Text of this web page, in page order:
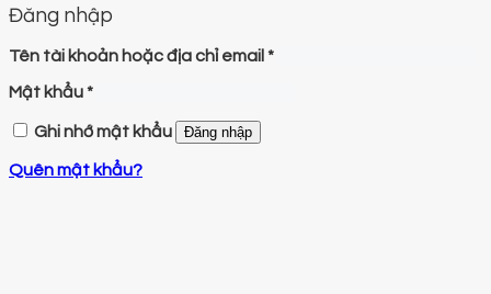
Đăng nhập
Tên tài khoản hoặc địa chỉ email *
Mật khẩu*
Ghi nhớ mật khẩu Đăng nhập
Quên mật khẩu?